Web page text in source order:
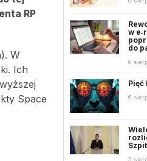
RP
W
Ich
Space
w
do
6
6
5